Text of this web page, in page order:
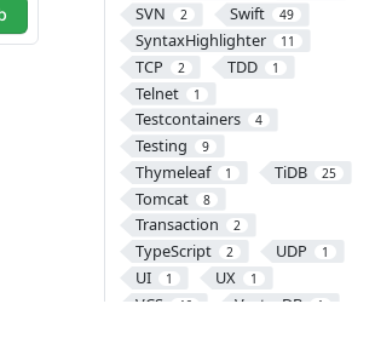
SVN 2 Swift 49
SyntaxHighlighter 11
TCP 2 TDD 1
Telnet 1
Testcontainers 4
Testing 9
Thymeleaf 1 TiDB 25
Tomcat 8
Transaction 2
TypeScript 2 UDP 1
UI 1 UX 1
VCS 46 VectorDB 1